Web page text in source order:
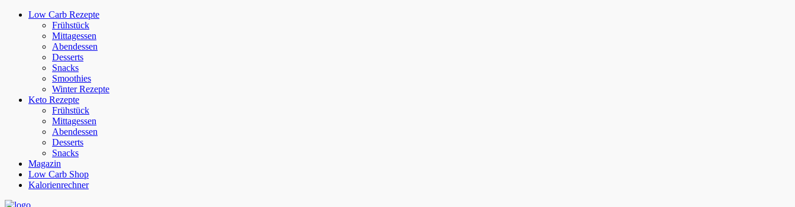
Low Carb Rezepte
Frühstück
Mittagessen
Abendessen
Desserts
Snacks
Smoothies
Winter Rezepte
Keto Rezepte
Frühstück
Mittagessen
Abendessen
Desserts
Snacks
Magazin
Low Carb Shop
Kalorienrechner